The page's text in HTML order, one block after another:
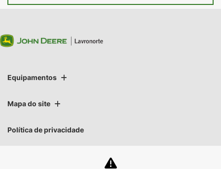
Equipamentos
Mapa do site
Política de privacidade